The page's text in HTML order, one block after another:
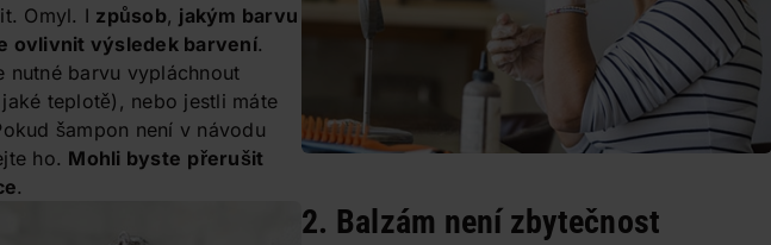
Omyl. I způsob, jakým barvu
ovlivnit výsledek barvení.
nutné barvu vypláchnout
teplotě), nebo jestli máte
šampon není v návodu
ho. Mohli byste přerušit
.
2. Balzám není zbytečnost